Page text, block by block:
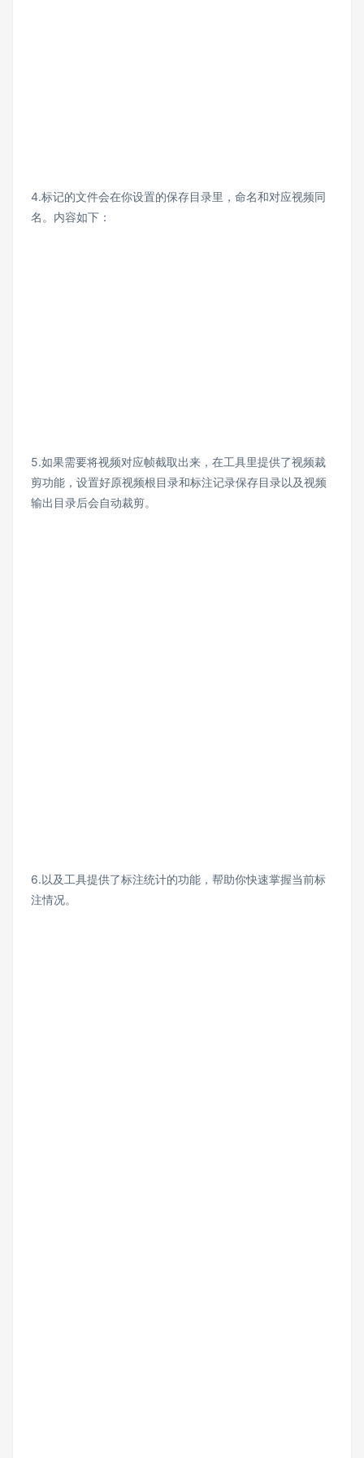
4.标记的文件会在你设置的保存目录里，命名和对应视频同
名。内容如下：
5.如果需要将视频对应帧截取出来，在工具里提供了视频裁
剪功能，设置好原视频根目录和标注记录保存目录以及视频
输出目录后会自动裁剪。
6.以及工具提供了标注统计的功能，帮助你快速掌握当前标
注情况。